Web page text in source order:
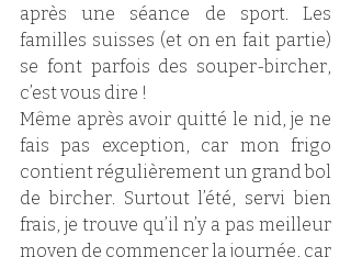
après une séance de sport. Les
familles suisses (et on en fait partie)
se font parfois des souper-bircher,
c’est vous dire !
Même après avoir quitté le nid, je ne
fais pas exception, car mon frigo
contient régulièrement un grand bol
de bircher. Surtout l’été, servi bien
frais, je trouve qu’il n’y a pas meilleur
moyen de commencer la journée, car